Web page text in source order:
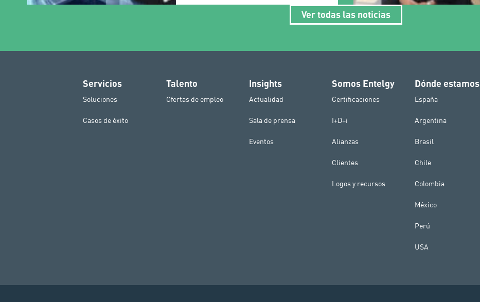
Ver todas las noticias
Servicios
Soluciones
Casos de éxito
Talento
Ofertas de empleo
Insights
Actualidad
Sala de prensa
Eventos
Somos Entelgy
Certificaciones
I+D+i
Alianzas
Clientes
Logos y recursos
Dónde estamos
España
Argentina
Brasil
Chile
Colombia
México
Perú
USA